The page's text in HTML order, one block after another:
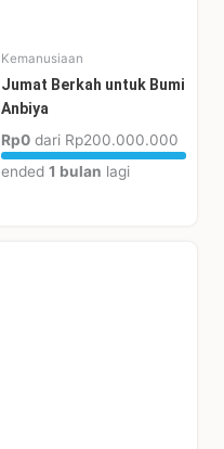
Kemanusiaan
Jumat Berkah untuk Bumi
Anbiya
Rp0dari Rp200.000.000
ended 1 bulan lagi